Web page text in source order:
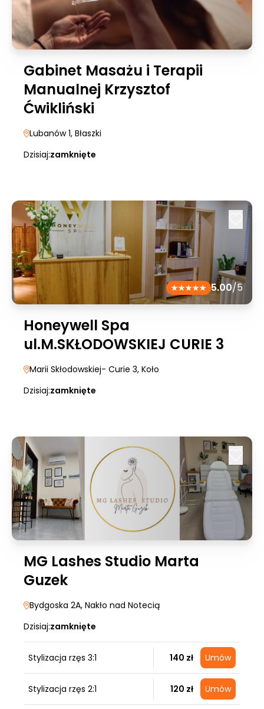
Gabinet Masażu i Terapii
Manualnej Krzysztof
Ćwikliński
Lubanów 1, Błaszki
Dzisiaj:zamknięte
5.00/5
Honeywell Spa
ul.M.SKŁODOWSKIEJ CURIE 3
Marii Skłodowskiej- Curie 3, Koło
Dzisiaj:zamknięte
MG Lashes Studio Marta
Guzek
Bydgoska 2A, Nakło nad Notecią
Dzisiaj:zamknięte
Stylizacja rzęs 3:1 140 zł Umów
Stylizacja rzęs 2:1 120 zł Umów